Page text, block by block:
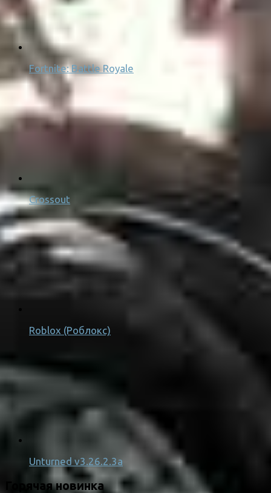
Fortnite: Battle Royale
Crossout
Roblox (Роблокс)
Unturned v3.26.2.3a
Горячая новинка